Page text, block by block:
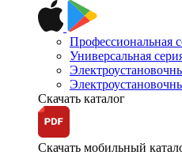
Профессиональная
Универсальная
Скачать каталог
Скачать мобильный